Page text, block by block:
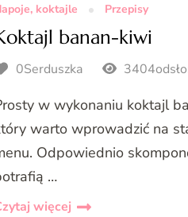
koktajle Przepisy
banan-kiwi
0Serduszka
w wykonaniu koktajl
warto wprowadzić na
Odpowiednio
…
więcej